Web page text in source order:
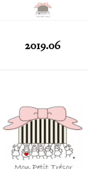
2019.06